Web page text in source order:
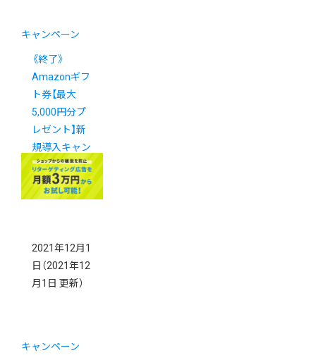
キャンペーン
《終了》
Amazonギフ
ト券【最大
5,000円分プ
レゼント】新
規導入キャン
ペーン実施
中！
2021年12月1
日 （2021年12
月1日 更新）
キャンペーン